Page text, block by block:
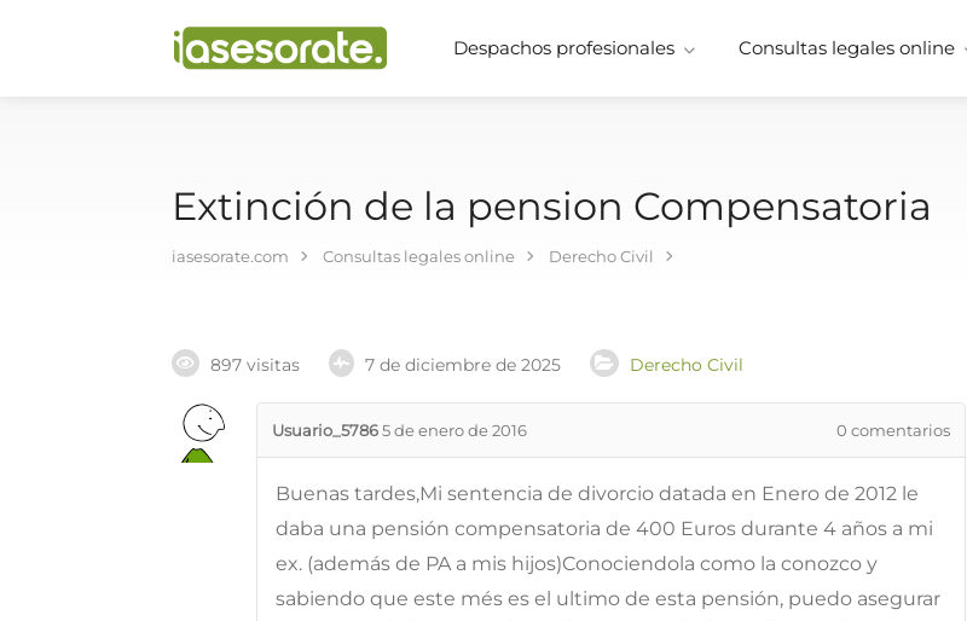
Despachos profesionales Consultas legales online
Extinción de la pension Compensatoria
iasesorate.com Consultas legales online Derecho Civil
897 visitas 7 de diciembre de 2025 Derecho Civil
Usuario_57865 de enero de 2016 0 comentarios
Buenas tardes,Mi sentencia de divorcio datada en Enero de 2012 le
daba una pensión compensatoria de 400 Euros durante 4 años a mi
ex. (además de PA a mis hijos)Conociendola como la conozco y
sabiendo que este més es el ultimo de esta pensión, puedo asegurar